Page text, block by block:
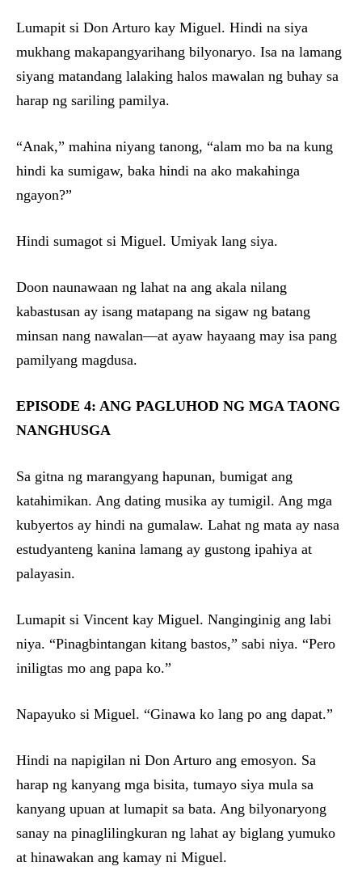
Lumapit si Don Arturo kay Miguel. Hindi na siya
mukhang makapangyarihang bilyonaryo. Isa na lamang
siyang matandang lalaking halos mawalan ng buhay sa
harap ng sariling pamilya.
“Anak,” mahina niyang tanong, “alam mo ba na kung
hindi ka sumigaw, baka hindi na ako makahinga
ngayon?”
Hindi sumagot si Miguel. Umiyak lang siya.
Doon naunawaan ng lahat na ang akala nilang
kabastusan ay isang matapang na sigaw ng batang
minsan nang nawalan—at ayaw hayaang may isa pang
pamilyang magdusa.
EPISODE 4: ANG PAGLUHOD NG MGA TAONG
NANGHUSGA
Sa gitna ng marangyang hapunan, bumigat ang
katahimikan. Ang dating musika ay tumigil. Ang mga
kubyertos ay hindi na gumalaw. Lahat ng mata ay nasa
estudyanteng kanina lamang ay gustong ipahiya at
palayasin.
Lumapit si Vincent kay Miguel. Nanginginig ang labi
niya. “Pinagbintangan kitang bastos,” sabi niya. “Pero
iniligtas mo ang papa ko.”
Napayuko si Miguel. “Ginawa ko lang po ang dapat.”
Hindi na napigilan ni Don Arturo ang emosyon. Sa
harap ng kanyang mga bisita, tumayo siya mula sa
kanyang upuan at lumapit sa bata. Ang bilyonaryong
sanay na pinaglilingkuran ng lahat ay biglang yumuko
at hinawakan ang kamay ni Miguel.